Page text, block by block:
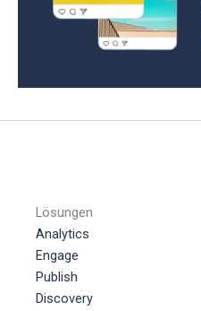
Lösungen
Analytics
Engage
Publish
Discovery